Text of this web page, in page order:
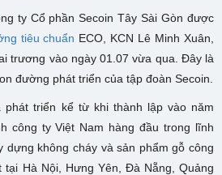
ty Cổ phần Secoin Tây Sài Gòn được
tiêu chuẩn ECO, KCN Lê Minh Xuân,
trương vào ngày 01.07 vừa qua. Đây là
đường phát triển của tập đoàn Secoin.
triển kể từ khi thành lập vào năm
công ty Việt Nam hàng đầu trong lĩnh
dựng không cháy và sản phẩm gỗ công
tại Hà Nội, Hưng Yên, Đà Nẵng, Quảng